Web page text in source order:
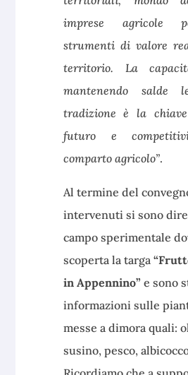
imprese agricole
strumenti di valore
territorio. La
mantenendo
tradizione è la
futuro e
comparto agricolo”.
Al termine del
intervenuti si sono
campo sperimentale
scoperta la targa
in Appennino” e sono
informazioni sulle
messe a dimora quali:
susino, pesco,